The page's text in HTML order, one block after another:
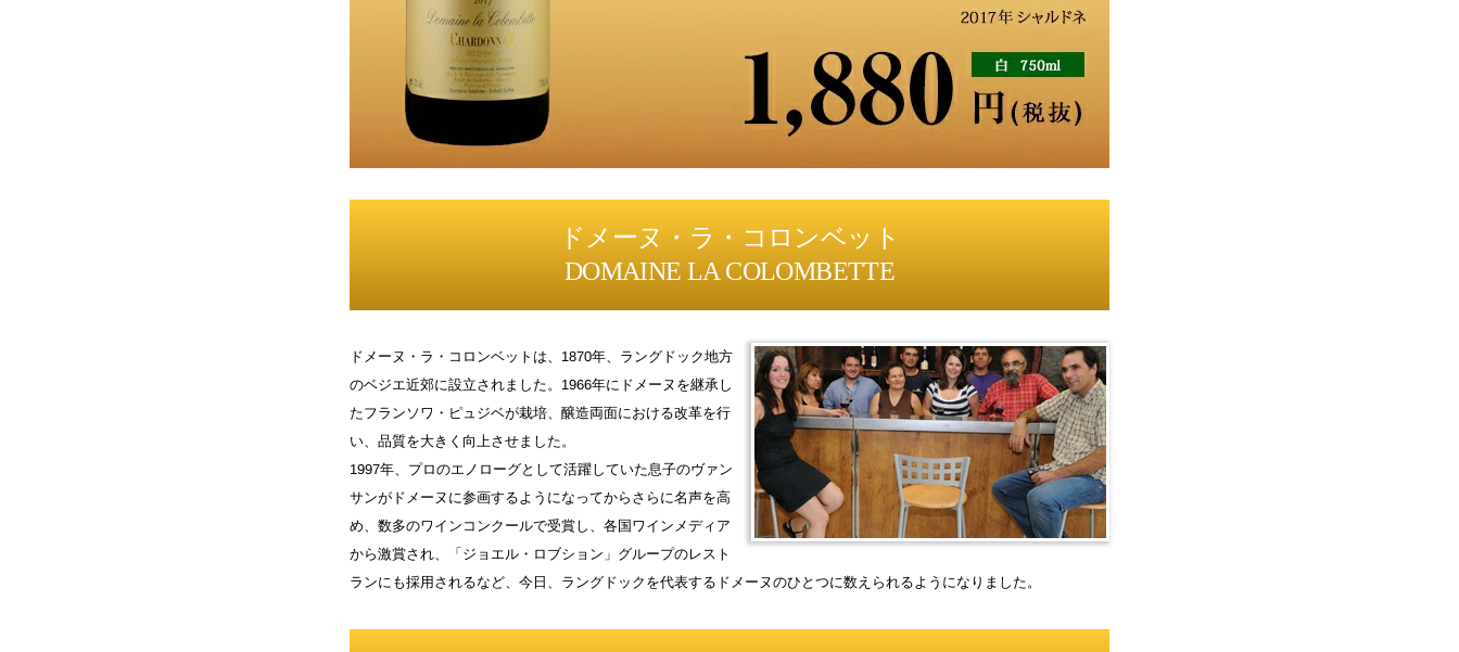
ドメーヌ・ラ・コロンベット
DOMAINE LA COLOMBETTE
ドメーヌ・ラ・コロンベットは、1870年、ラングドック地方
のベジエ近郊に設立されました。1966年にドメーヌを継承し
たフランソワ・ピュジベが栽培、醸造両面における改革を行
い、品質を大きく向上させました。
1997年、プロのエノローグとして活躍していた息子のヴァン
サンがドメーヌに参画するようになってからさらに名声を高
め、数多のワインコンクールで受賞し、各国ワインメディア
から激賞され、「ジョエル・ロブション」グループのレスト
ランにも採用されるなど、今日、ラングドックを代表するドメーヌのひとつに数えられるようになりました。